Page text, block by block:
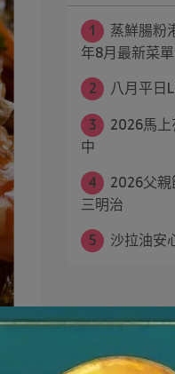
1
蒸鮮腸粉
年8月最新菜
2 八月平日
3
2026馬
中
4
2026父
三明治
5 沙拉油安